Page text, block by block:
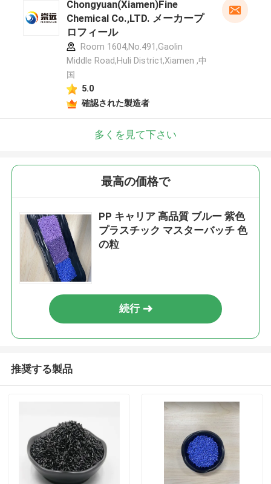
Chongyuan(Xiamen)Fine
Chemical Co.,LTD. メーカープ
ロフィール
Room 1604,No.491,Gaolin
Middle Road,Huli District,Xiamen ,中
国
5.0
確認された製造者
多くを見て下さい
最高の価格で
PP キャリア 高品質 ブルー 紫色
プラスチック マスターバッチ 色
の粒
続行
推奨する製品